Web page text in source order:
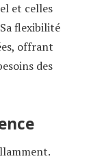
et celles
flexibilité
offrant
des